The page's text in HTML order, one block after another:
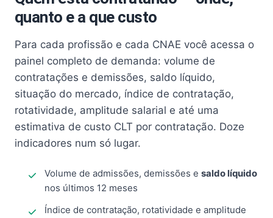
quanto e a que custo
Para cada profissão e cada CNAE você acessa o
painel completo de demanda: volume de
contratações e demissões, saldo líquido,
situação do mercado, índice de contratação,
rotatividade, amplitude salarial e até uma
estimativa de custo CLT por contratação. Doze
indicadores num só lugar.
Volume de admissões, demissões e saldo líquido
nos últimos 12 meses
Índice de contratação, rotatividade e amplitude